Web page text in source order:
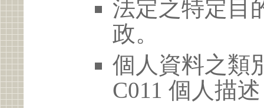
法定之特定目
政。
個人資料之類
C011 個人描述